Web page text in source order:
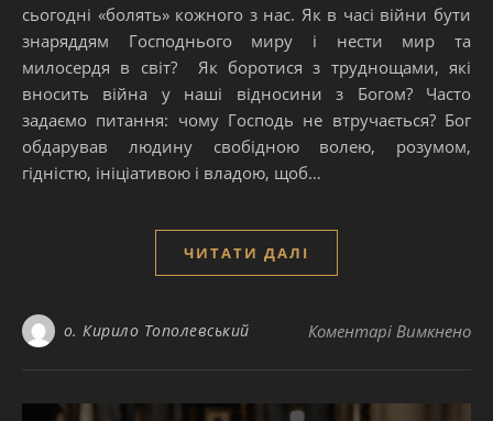
сьогодні «болять» кожного з нас. Як в часі війни бути
знаряддям Господнього миру і нести мир та
милосердя в світ? Як боротися з труднощами, які
вносить війна у наші відносини з Богом? Часто
задаємо питання: чому Господь не втручається? Бог
обдарував людину свобідною волею, розумом,
гідністю, ініціативою і владою, щоб…
ЧИТАТИ ДАЛІ
о. Кирило Тополевський Коментарі Вимкненодо